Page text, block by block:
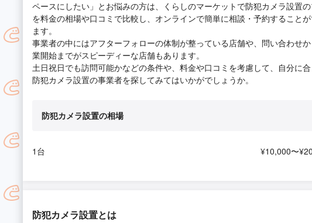
ペースにしたい」とお悩みの方は、くらしのマーケットで防犯カメラ設置
を料金の相場や口コミで比較し、オンラインで簡単に相談・予約すること
ます。
事業者の中にはアフターフォローの体制が整っている店舗や、問い合わせ
業開始までがスピーディーな店舗もあります。
土日祝日でも訪問可能かなどの条件や、料金や口コミを考慮して、自分に
防犯カメラ設置の事業者を探してみてはいかがでしょうか。
防犯カメラ設置の相場
1台 ¥10,000〜
防犯カメラ設置とは